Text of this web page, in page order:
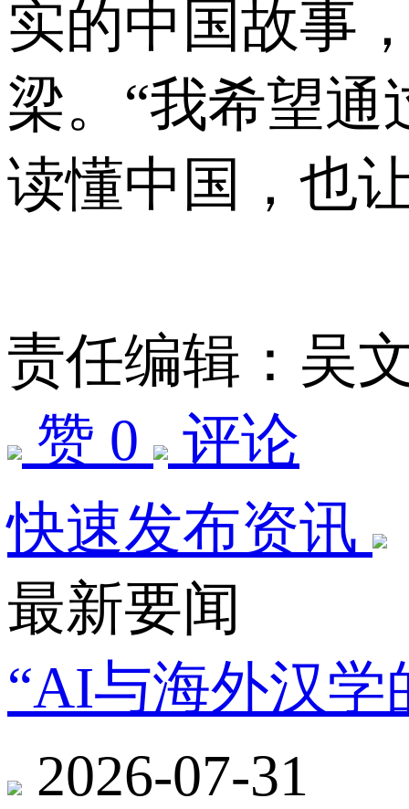
实的中国故事
梁。“我希望
读懂中国，也
责任编辑：吴
赞 0
评论
快速发布资讯
最新要闻
“AI与海外汉学
2026-07-31